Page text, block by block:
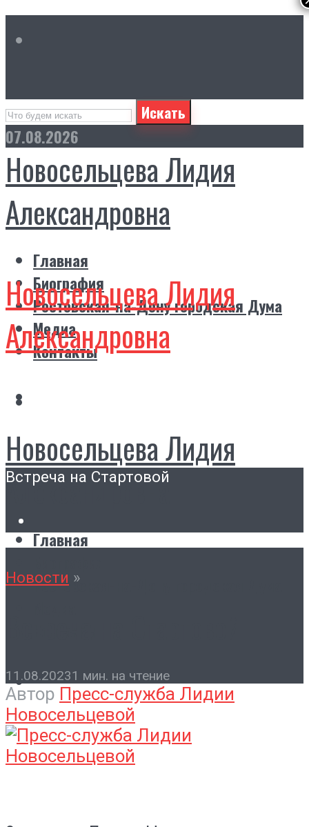
Искать
07.08.2026
Новосельцева Лидия
Александровна
Главная
Биография
Ростовская-на-Дону городская Дума
Медиа
Контакты
Новосельцева Лидия
Александровна
Новосельцева Лидия
Александровна
Главная
Ростовская-на-Дону городская Дума
Встреча на Стартовой
Новости »
11.08.20231 мин. на чтение
Автор Пресс-служба Лидии
Новосельцевой